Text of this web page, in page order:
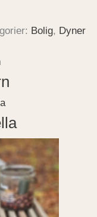
Bolig, Dyner